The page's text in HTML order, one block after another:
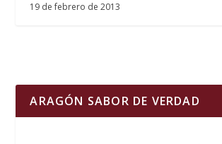
19 de febrero de 2013
ARAGÓN SABOR DE VERDAD